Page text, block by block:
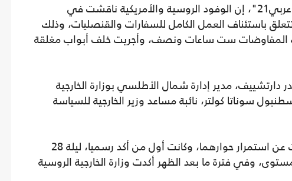
وقال الموقع، في هذا التقرير الذي ترجمته "عربي21"، إن الوفود الروسية والأمريكية ناقشت في
باستئناف العمل الكامل للسفارات والقنصليات، وذلك
المفاوضات ست ساعات ونصف، وأجريت خلف أبواب مغلقة
مدير إدارة شمال الأطلسي بوزارة الخارجية
سوناتا كولتر، نائبة مساعد وزير الخارجية للسياسة
وأكد الموقع أن وزارة الخارجية الأمريكية أعلنت عن استمرار حوارهما، وكانت أول من أكد رسميا، ليلة 28
وفي فترة ما بعد الظهر أكدت وزارة الخارجية الروسية